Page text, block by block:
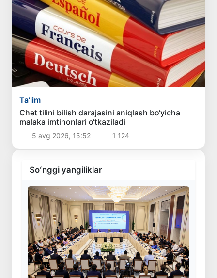
Ta'lim
Chet tilini bilish darajasini aniqlash bo‘yicha
malaka imtihonlari o‘tkaziladi
5 avg 2026, 15:52 1 124
Soʻnggi yangiliklar